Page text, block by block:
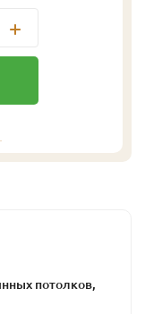
потолков,